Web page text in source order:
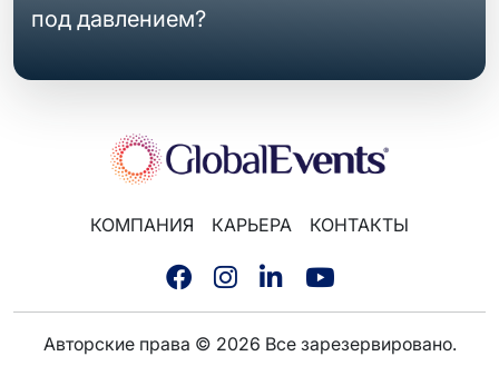
под давлением?
КОМПАНИЯ КАРЬЕРА КОНТАКТЫ
Авторские права © 2026 Все зарезервировано.